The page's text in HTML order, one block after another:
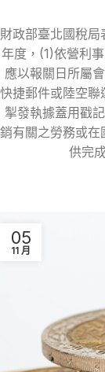
財政部臺北國稅
年度，(1)依營利
應以報關日所屬
快捷郵件或陸空聯
掣發執據蓋用戳
銷有關之勞務或在
供完
05
11 月